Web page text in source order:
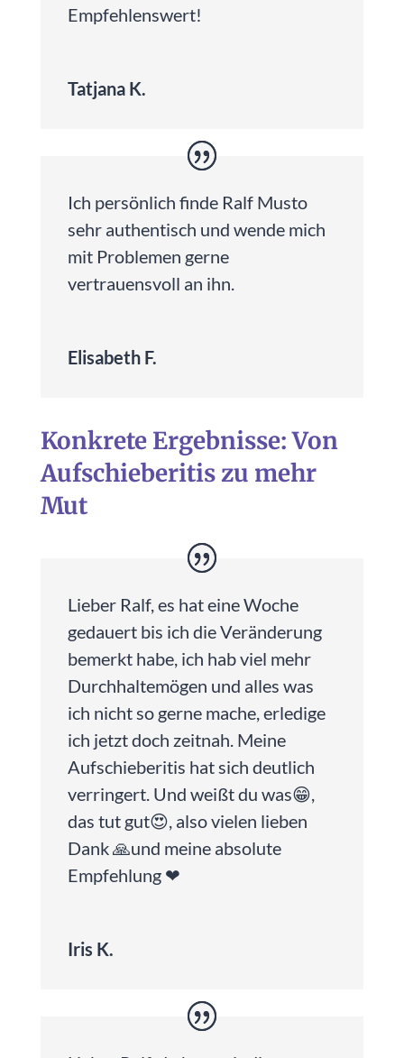
Empfehlenswert!
Tatjana K.
Ich persönlich finde Ralf Musto
sehr authentisch und wende mich
mit Problemen gerne
vertrauensvoll an ihn.
Elisabeth F.
Konkrete Ergebnisse: Von
Aufschieberitis zu mehr
Mut
Lieber Ralf, es hat eine Woche
gedauert bis ich die Veränderung
bemerkt habe, ich hab viel mehr
Durchhaltemögen und alles was
ich nicht so gerne mache, erledige
ich jetzt doch zeitnah. Meine
Aufschieberitis hat sich deutlich
verringert. Und weißt du was😁,
das tut gut😍, also vielen lieben
Dank 🙏und meine absolute
Empfehlung ❤
Iris K.